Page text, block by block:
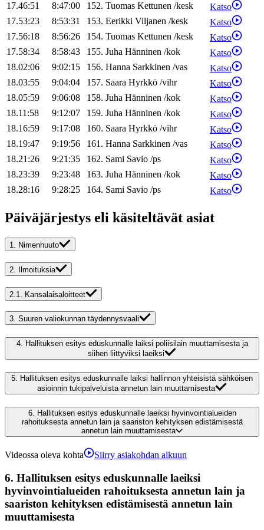
17.46:51
8:47:00 152. Tuomas Kettunen /kesk
Katso
17.53:23
8:53:31 153. Eerikki Viljanen /kesk
Katso
17.56:18
8:56:26 154. Tuomas Kettunen /kesk
Katso
17.58:34
8:58:43 155. Juha Hänninen /kok
Katso
18.02:06
9:02:15 156. Hanna Sarkkinen /vas
Katso
18.03:55
9:04:04 157. Saara Hyrkkö /vihr
Katso
18.05:59
9:06:08 158. Juha Hänninen /kok
Katso
18.11:58
9:12:07 159. Juha Hänninen /kok
Katso
18.16:59
9:17:08 160. Saara Hyrkkö /vihr
Katso
18.19:47
9:19:56 161. Hanna Sarkkinen /vas
Katso
18.21:26
9:21:35 162. Sami Savio /ps
Katso
18.23:39
9:23:48 163. Juha Hänninen /kok
Katso
18.28:16
9:28:25 164. Sami Savio /ps Katso
Päiväjärjestys eli käsiteltävät asiat
1. Nimenhuuto
2. Ilmoituksia
2.1. Kansalaisaloitteet
3. Suuren valiokunnan täydennysvaali
4. Hallituksen esitys eduskunnalle laiksi poliisilain muuttamisesta ja
siihen liittyviksi laeiksi
5.
Hallituksen esitys eduskunnalle laiksi hallinnon yhteisistä sähköisen
asioinnin tukipalveluista annetun lain muuttamisesta
6. Hallituksen esitys eduskunnalle laeiksi hyvinvointialueiden
rahoituksesta annetun lain ja saariston kehityksen edistämisestä
annetun lain muuttamisesta
Videossa oleva kohta Siirry asiakohdan alkuun
6. Hallituksen esitys eduskunnalle laeiksi
hyvinvointialueiden rahoituksesta annetun lain ja
saariston kehityksen edistämisestä annetun lain
muuttamisesta